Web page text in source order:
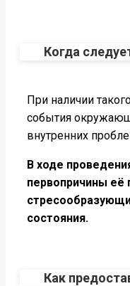
Когда
При наличии
события
внутренних
В ходе
первопричины её
состояния.
Как